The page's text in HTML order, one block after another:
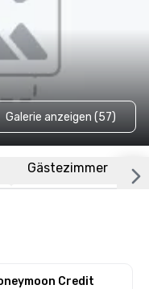
Galerie anzeigen (57)
Gästezimmer
Credit